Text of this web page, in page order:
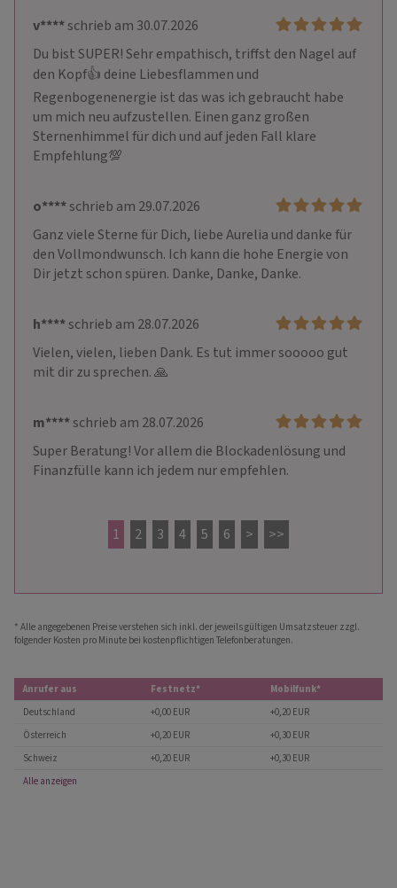
v****schrieb am 30.07.2026
Du bist SUPER! Sehr empathisch, triffst den Nagel auf
den Kopf👍 deine Liebesflammen und
Regenbogenenergie ist das was ich gebraucht habe
um mich neu aufzustellen. Einen ganz großen
Sternenhimmel für dich und auf jeden Fall klare
Empfehlung💯
o****schrieb am 29.07.2026
Ganz viele Sterne für Dich, liebe Aurelia und danke für
den Vollmondwunsch. Ich kann die hohe Energie von
Dir jetzt schon spüren. Danke, Danke, Danke.
h****schrieb am 28.07.2026
Vielen, vielen, lieben Dank. Es tut immer sooooo gut
mit dir zu sprechen. 🙏
m****schrieb am 28.07.2026
Super Beratung! Vor allem die Blockadenlösung und
Finanzfülle kann ich jedem nur empfehlen.
1 2 3 4 5 6 > >>
* Alle angegebenen Preise verstehen sich inkl. der jeweils gültigen Umsatzsteuer zzgl.
folgender Kosten pro Minute bei kostenpflichtigen Telefonberatungen.
Anrufer aus Festnetz*
Mobilfunk*
Deutschland
+0,00 EUR
+0,20 EUR
Österreich
+0,20 EUR
+0,30 EUR
Schweiz
+0,20 EUR
+0,30 EUR
Alle anzeigen